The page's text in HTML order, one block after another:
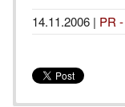
14.11.2006 | PR